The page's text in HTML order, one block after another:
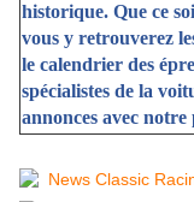
historique. Que ce
vous y retrouverez
le calendrier des
spécialistes de la
annonces avec